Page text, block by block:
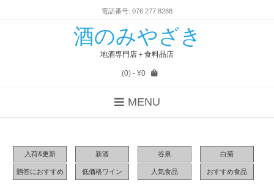
電話番号: 076 277 8288
酒のみやざき
地酒専門店＋食料品店
(0)- ¥0
MENU
入荷&更新 新酒 谷泉 白菊
贈答におすすめ 低価格ワイン 人気食品 おすすめ食品